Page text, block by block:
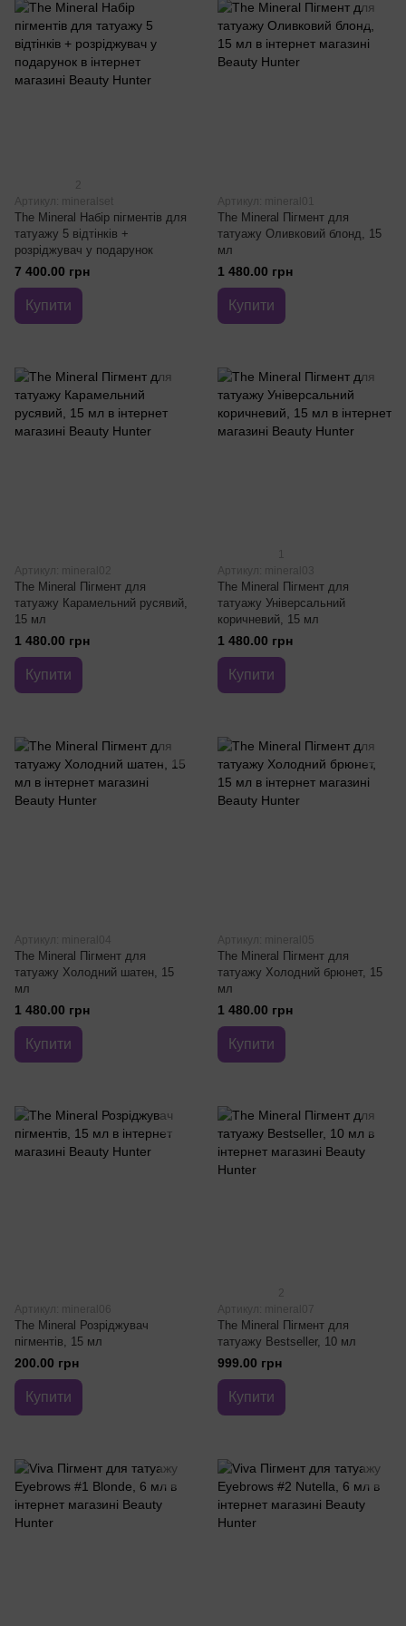
2
Артикул: mineralset
The Mineral Набір пігментів для
татуажу 5 відтінків +
розріджувач у подарунок
7 400.00 грн
Купити
Артикул: mineral01
The Mineral Пігмент для
татуажу Оливковий блонд, 15
мл
1 480.00 грн
Купити
Артикул: mineral02
The Mineral Пігмент для
татуажу Карамельний русявий,
15 мл
1 480.00 грн
Купити
Артикул: mineral03
The Mineral Пігмент для
татуажу Універсальний
коричневий, 15 мл
1 480.00 грн
Купити
Артикул: mineral04
The Mineral Пігмент для
татуажу Холодний шатен, 15
мл
1 480.00 грн
Купити
Артикул: mineral05
The Mineral Пігмент для
татуажу Холодний брюнет, 15
мл
1 480.00 грн
Купити
Артикул: mineral06
The Mineral Розріджувач
пігментів, 15 мл
200.00 грн
Купити
2
Артикул: mineral07
The Mineral Пігмент для
татуажу Bestseller, 10 мл
999.00 грн
Купити